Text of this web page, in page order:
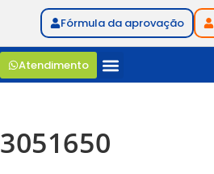
Fórmula da aprovação
Atendimento
3051650